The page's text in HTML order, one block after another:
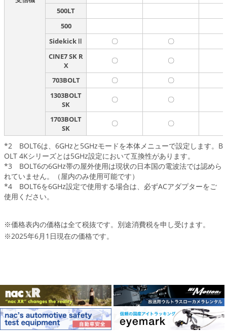
500LT
500
SidekickⅡ
〇 〇
CINE7 SK R
X
〇 〇
703BOLT 〇 〇
1303BOLT
SK
〇 〇
1703BOLT
SK
〇 〇
*2 BOLT6は、6GHzと5GHzモードを本体メニューで設定します。B
OLT 4Kシリーズとは5GHz設定において互換性があります。
*3 BOLT6の6GHz帯の屋外使用は現状の日本国の電波法では認めら
れていません。（屋内のみ使用可能です）
*4 BOLT6を6GHz設定で使用する場合は、必ずACアダプターをご
使用ください。
※価格表内の価格は全て税抜です。別途消費税を申し受けます。
※2025年6月1日現在の価格です。